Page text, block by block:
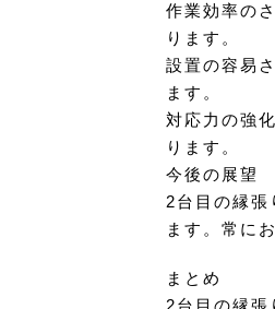
作業効率の
ります。
設置の容易
ます。
対応力の強
ります。
今後の展望
2台目の縁張
ます。常に
まとめ